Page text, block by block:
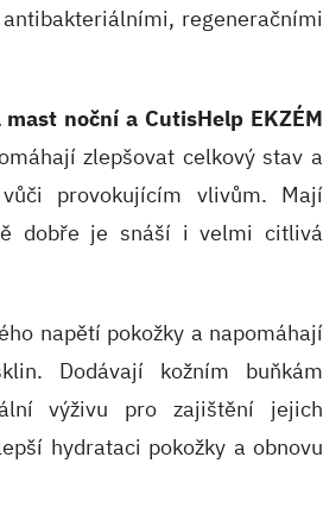
regeneračními
noční a CutisHelp EKZÉM
zlepšovat celkový stav a
provokujícím vlivům. Mají
dobře je snáší i velmi citlivá
napětí pokožky a napomáhají
Dodávají kožním buňkám
výživu pro zajištění jejich
hydrataci pokožky a obnovu